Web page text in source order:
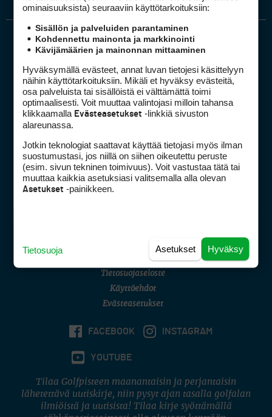
Golfpiste mediakortti
Golfpisteen yhteystiedot
DSA avoimuusraportti
Asiakaspalvelu
(digi) digi@otavamedia.fi
Tietosuojaseloste
Käyttöehdot
Evästeasetukset
FACEBOOK INSTAGRAM
YOUTUBE
Tilaa Golfpisteen maanantaisin ja perjantaisin
lähetettävä uutiskirje, niin pysyt ajan tasalla golfalan
ilmiöistä ja uutisista! Tilaa kirje syöttämällä
ominaisuuk­sista) seuraaviin käyttötarkoituksiin:
Sisällön ja palveluiden parantaminen
Kohdennettu mainonta ja markkinointi
Kävijämäärien ja mainonnan mittaaminen
Hyväksymällä evästeet, annat luvan tietojesi käsittelyyn
näihin käyttötarkoituksiin. Mikäli et hyväksy evästeitä,
osa palveluista tai sisällöistä ei välttämättä toimi
optimaalisesti. Voit muuttaa valintojasi milloin tahansa
klikkaamalla Evästeasetukset -linkkiä sivuston
alareunassa.
Jotkin teknologiat saattavat käyttää tietojasi myös ilman
suostumustasi, jos niillä on siihen oikeutettu peruste
(esim. sivun tekninen toimivuus). Voit vastustaa tätä tai
muuttaa kaikkia asetuksiasi valitsemalla alla olevan
Asetukset -painikkeen.
Hyväksy
Asetukset
Tietosuoja